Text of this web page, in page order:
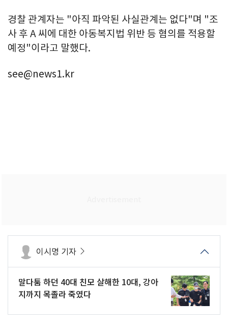
경찰 관계자는 "아직 파악된 사실관계는 없다"며 "조
사 후 A 씨에 대한 아동복지법 위반 등 혐의를 적용할
예정"이라고 말했다.
see@news1.kr
이시명 기자
말다툼 하던 40대 친모 살해한 10대, 강아
지까지 목졸라 죽였다